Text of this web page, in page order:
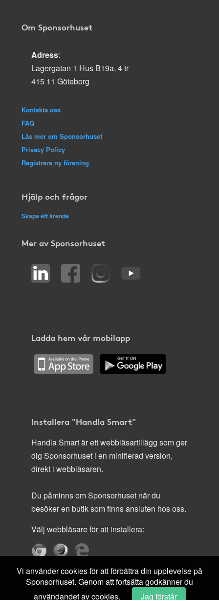
Om Sponsorhuset
Adress:
Lagergatan 1 Hus B19a, 4 tr
415 11 Göteborg
Kontakta oss
FAQ
Läs mer om Sponsorhuset
Privacy Policy
Registrera ny förening
Hjälp och frågor
Skapa ett ärende
Mer av Sponsorhuset
Ladda hem vår mobilapp
Installera "Handla Smart"
Handla Smart är ett webbläsartillägg som ger
dig Sponsorhuset i en minifierad version,
direkt i webbläsaren.
Du påminns om Sponsorhuset när du
besöker en butik som finns ansluten hos oss.
Välj webbläsare för att installera:
Vi använder cookies för att förbättra din upplevelse på
Sponsorhuset. Genom att fortsätta godkänner du
användandet av cookies.
Jag förstår